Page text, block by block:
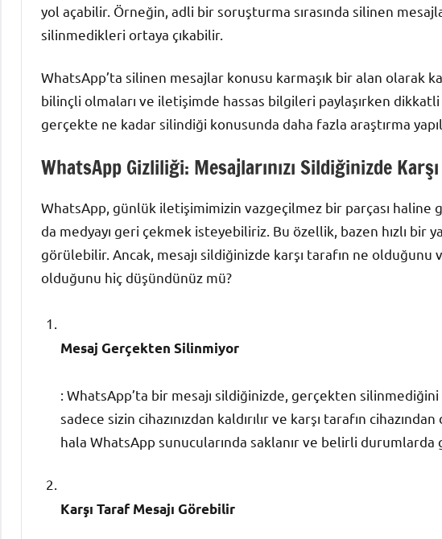
yol açabilir. Örneğin, adli bir soruşturma sırasında silinen
silinmedikleri ortaya çıkabilir.
WhatsApp’ta silinen mesajlar konusu karmaşık bir alan olarak
bilinçli olmaları ve iletişimde hassas bilgileri paylaşırken
gerçekte ne kadar silindiği konusunda daha fazla araştırma
WhatsApp Gizliliği: Mesajlarınızı Sildiğinizde
WhatsApp, günlük iletişimimizin vazgeçilmez bir parçası haline
da medyayı geri çekmek isteyebiliriz. Bu özellik, bazen hızlı bir
görülebilir. Ancak, mesajı sildiğinizde karşı tarafın ne
olduğunu hiç düşündünüz mü?
Mesaj Gerçekten Silinmiyor
: WhatsApp’ta bir mesajı sildiğinizde, gerçekten silinmediğini
sadece sizin cihazınızdan kaldırılır ve karşı tarafın
hala WhatsApp sunucularında saklanır ve belirli
Karşı Taraf Mesajı Görebilir